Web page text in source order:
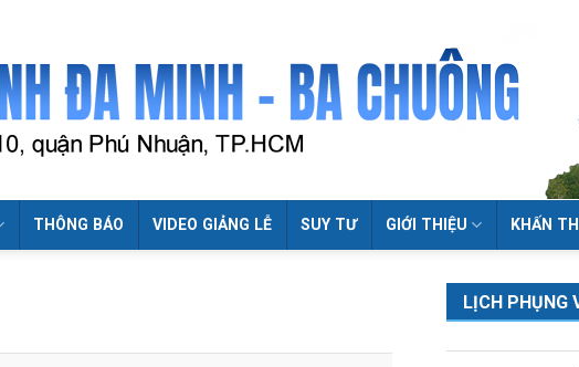
THÔNG BÁO VIDEO GIẢNG LỄ SUY TƯ GIỚI THIỆU KHẤN
LỊCH PHỤNG